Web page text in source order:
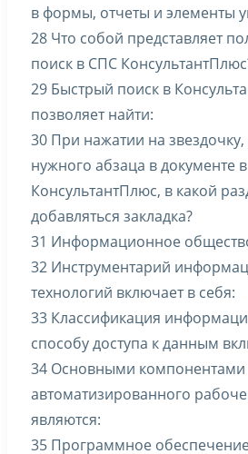
в формы, отчеты и элементы
28 Что собой представляет
поиск в СПС
29 Быстрый поиск в
позволяет найти:
30 При нажатии на
нужного абзаца в документе в
КонсультантПлюс, в какой
добавляться закладка?
31 Информационное
32 Инструментарий
технологий включает в себя:
33 Классификация
способу доступа к данным
34 Основными компонентами
автоматизированного
являются:
35 Программное